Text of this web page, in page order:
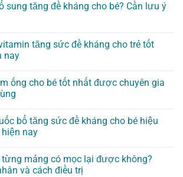
sung tăng đề kháng cho bé? Cần lưu ý
tăng sức đề kháng cho trẻ tốt
nay
ống cho bé tốt nhất được chuyên gia
bổ tăng sức đề kháng cho bé hiệu
nay
từng mảng có mọc lại được không?
và cách điều trị